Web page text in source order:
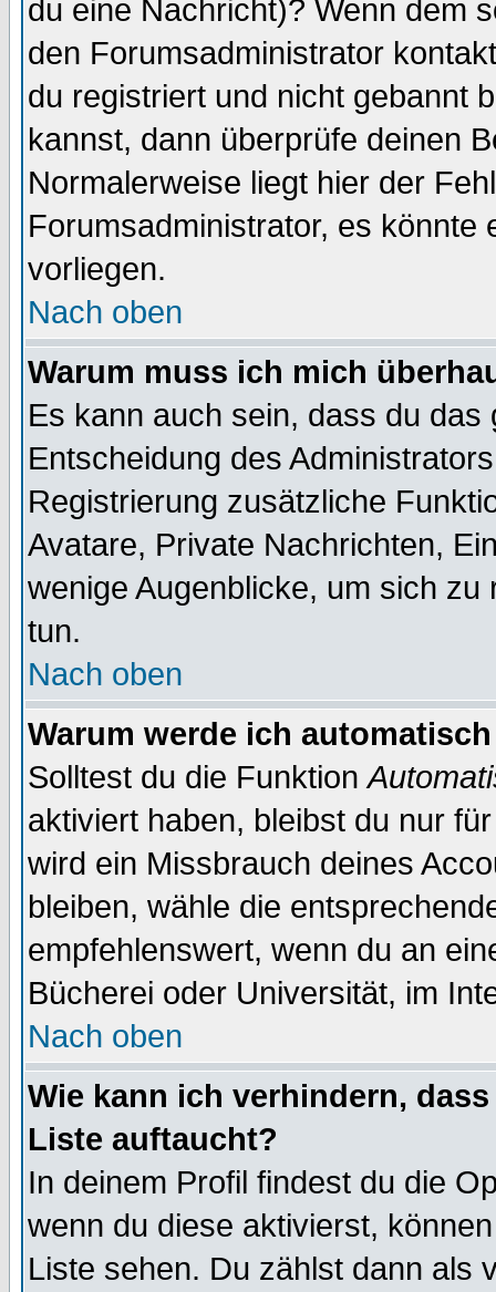
du eine Nachricht)? Wenn dem
den Forumsadministrator
du registriert und nicht gebannt
kannst, dann überprüfe deinen
Normalerweise liegt hier der
Forumsadministrator, es könnte
vorliegen.
Nach oben
Warum muss ich mich
Es kann auch sein, dass du
Entscheidung des
Registrierung zusätzliche
Avatare, Private Nachrichten,
wenige Augenblicke, um sich
tun.
Nach oben
Warum werde ich
Solltest du die Funktion
aktiviert haben, bleibst du nur
wird ein Missbrauch deines
bleiben, wähle die
empfehlenswert, wenn du an
Bücherei oder Universität, im
Nach oben
Wie kann ich verhindern,
Liste auftaucht?
In deinem Profil findest du die
wenn du diese aktivierst,
Liste sehen. Du zählst dann als